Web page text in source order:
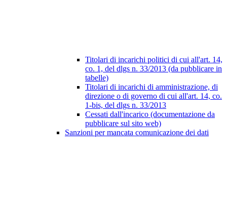
Titolari di incarichi politici di cui all'art. 14,
co. 1, del dlgs n. 33/2013 (da pubblicare in
tabelle)
Titolari di incarichi di amministrazione, di
direzione o di governo di cui all'art. 14, co.
1-bis, del dlgs n. 33/2013
Cessati dall'incarico (documentazione da
pubblicare sul sito web)
Sanzioni per mancata comunicazione dei dati